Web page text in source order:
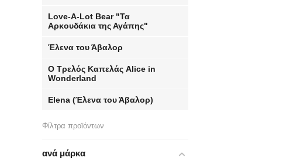
​Love-A-Lot Bear​ "Τα
Αρκουδάκια της Αγάπης"
Έλενα του Άβαλορ
Ο Τρελός Καπελάς Alice in
Wonderland
Elena (Έλενα του Άβαλορ)
Φίλτρα προϊόντων
ανά μάρκα